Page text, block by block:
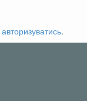
авторизуватись.